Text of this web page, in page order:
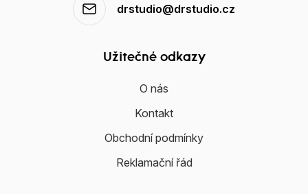
drstudio@drstudio.cz
Užitečné odkazy
O nás
Kontakt
Obchodní podmínky
Reklamační řád